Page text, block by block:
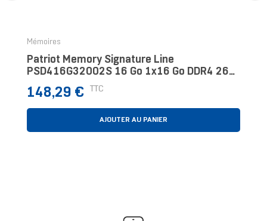
Mémoires
Patriot Memory Signature Line
PSD416G32002S 16 Go 1x16 Go DDR4 260-
Prix
148,29 € TTC
AJOUTER AU PANIER